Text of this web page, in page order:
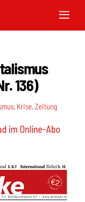
136)
, Krise,Zeitung
im Online-Abo